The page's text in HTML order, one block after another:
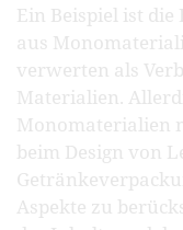
Ein Beispiel ist
aus
verwerten als
Materialien.
Monomaterialien
beim Design von
Aspekte zu